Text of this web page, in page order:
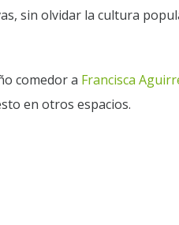
sin olvidar la cultura
comedor a Francisca
en otros espacios.